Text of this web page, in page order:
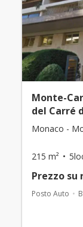
Monte-
del Carré
Monaco -
215 m²
Prezzo su
Posto Auto